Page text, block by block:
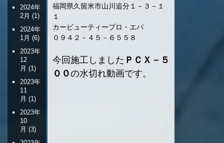
福岡県久留米市山川追分１－３－１
１
カービューティープロ・エバ
０９４２－４５－６５５８
今回施工しました ＰＣＸ－５
００の水切れ動画です。
2024年
2月 (1)
2024年
1月 (6)
2023年
12
月 (1)
2023年
11
月 (1)
2023年
10
月 (3)